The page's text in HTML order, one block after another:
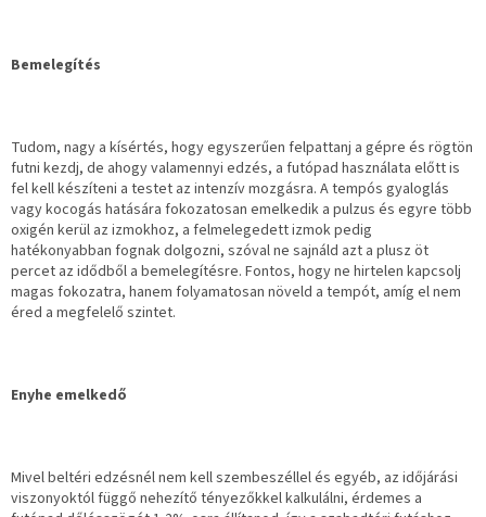
Bemelegítés
Tudom, nagy a kísértés, hogy egyszerűen felpattanj a gépre és rögtön
futni kezdj, de ahogy valamennyi edzés, a futópad használata előtt is
fel kell készíteni a testet az intenzív mozgásra. A tempós gyaloglás
vagy kocogás hatására fokozatosan emelkedik a pulzus és egyre több
oxigén kerül az izmokhoz, a felmelegedett izmok pedig
hatékonyabban fognak dolgozni, szóval ne sajnáld azt a plusz öt
percet az idődből a bemelegítésre. Fontos, hogy ne hirtelen kapcsolj
magas fokozatra, hanem folyamatosan növeld a tempót, amíg el nem
éred a megfelelő szintet.
Enyhe emelkedő
Mivel beltéri edzésnél nem kell szembeszéllel és egyéb, az időjárási
viszonyoktól függő nehezítő tényezőkkel kalkulálni, érdemes a